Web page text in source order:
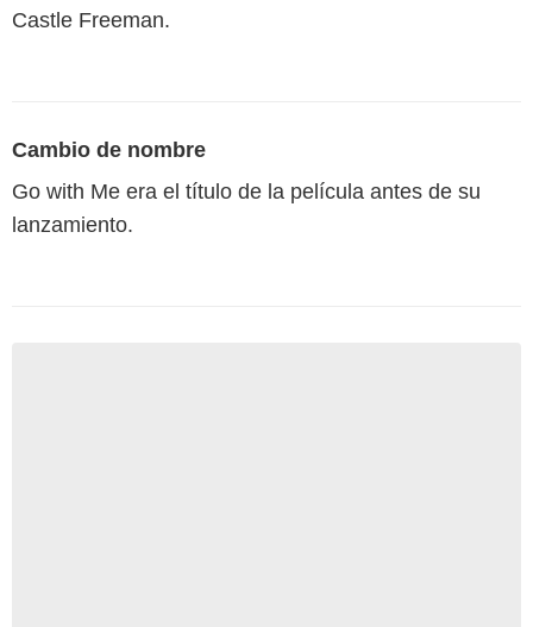
Castle Freeman.
Cambio de nombre
Go with Me era el título de la película antes de su
lanzamiento.